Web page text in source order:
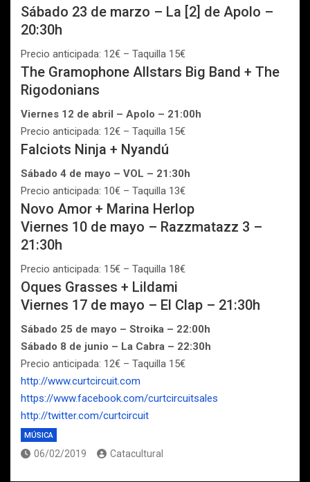
Sábado 23 de marzo – La [2] de Apolo –
20:30h
Precio anticipada: 12€ – Taquilla 15€
The Gramophone Allstars Big Band + The
Rigodonians
Viernes 12 de abril – Apolo – 21:00h
Precio anticipada: 12€ – Taquilla 15€
Falciots Ninja + Nyandú
Sábado 4 de mayo – VOL – 21:30h
Precio anticipada: 10€ – Taquilla 13€
Novo Amor + Marina Herlop
Viernes 10 de mayo – Razzmatazz 3 –
21:30h
Precio anticipada: 15€ – Taquilla 18€
Oques Grasses + Lildami
Viernes 17 de mayo – El Clap – 21:30h
Sábado 25 de mayo – Stroika – 22:00h
Sábado 8 de junio – La Cabra – 22:30h
Precio anticipada: 12€ – Taquilla 15€
http://www.curtcircuit.com
https://www.facebook.com/curtcircuitsales
http://twitter.com/curtcircuit
MÚSICA
06/02/2019 Catacultural